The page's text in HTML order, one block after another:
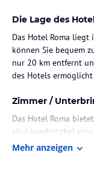
Die Lage des
Das Hotel Roma
können Sie bequem
nur 20 km entfernt
des Hotels
Zimmer /
Das Hotel Roma
sind komfortabel
Mehr anzeigen